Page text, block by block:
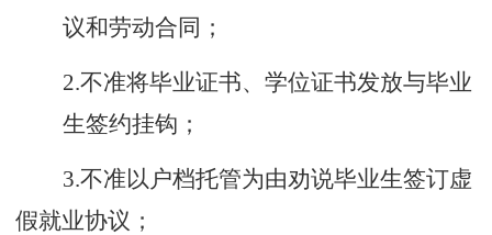
议和劳动合同；
2.不准将毕业证书、学位证书发放与毕业
生签约挂钩；
3.不准以户档托管为由劝说毕业生签订虚
假就业协议；